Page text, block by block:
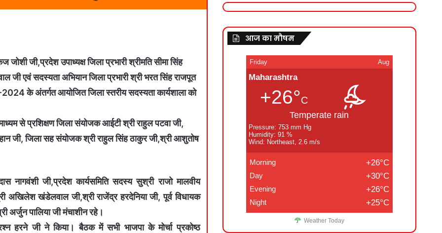
जोशी जी,प्रदेश उपाध्यक्ष जिला प्रभारी श्रीमति सीमा सिंह
जी एवं सदस्यता अभियान जिला प्रभारी श्री भरत सिंह राजपूत
2024 के अंतर्गत आयोजित जिला स्तरीय सदस्यता कार्यशाला को
से प्रशिक्षण जिला संयोजक आईटी श्री राहुल पटवा जी,
जी, जिला सह संयोजक श्री राहुल सिंह ठाकुर जी,श्री आशुतोष
नागवंशी जी,प्रदेश कार्यसमिति सदस्य सुश्री राजो मालवीय
अखिलेश खंडेलवाल जी,श्री राजेंद्र हरदेनिया जी, पूर्व विधायक
अर्जुन पालिया जी मंचाशीन रहे।
हरने जी ने किया। बैठक में सभी भाजपा के मोर्चा प्रकोष्ठ
आज का मौषम
Friday Aug
Maharashtra
+26°C
Temperate rain
Pressure: 753 mm Hg
Humidity: 91 %
Wind: Northeast, 2.6 m/s
Morning +26°C
Day +30°C
Evening +26°C
Night +25°C
Weather Today